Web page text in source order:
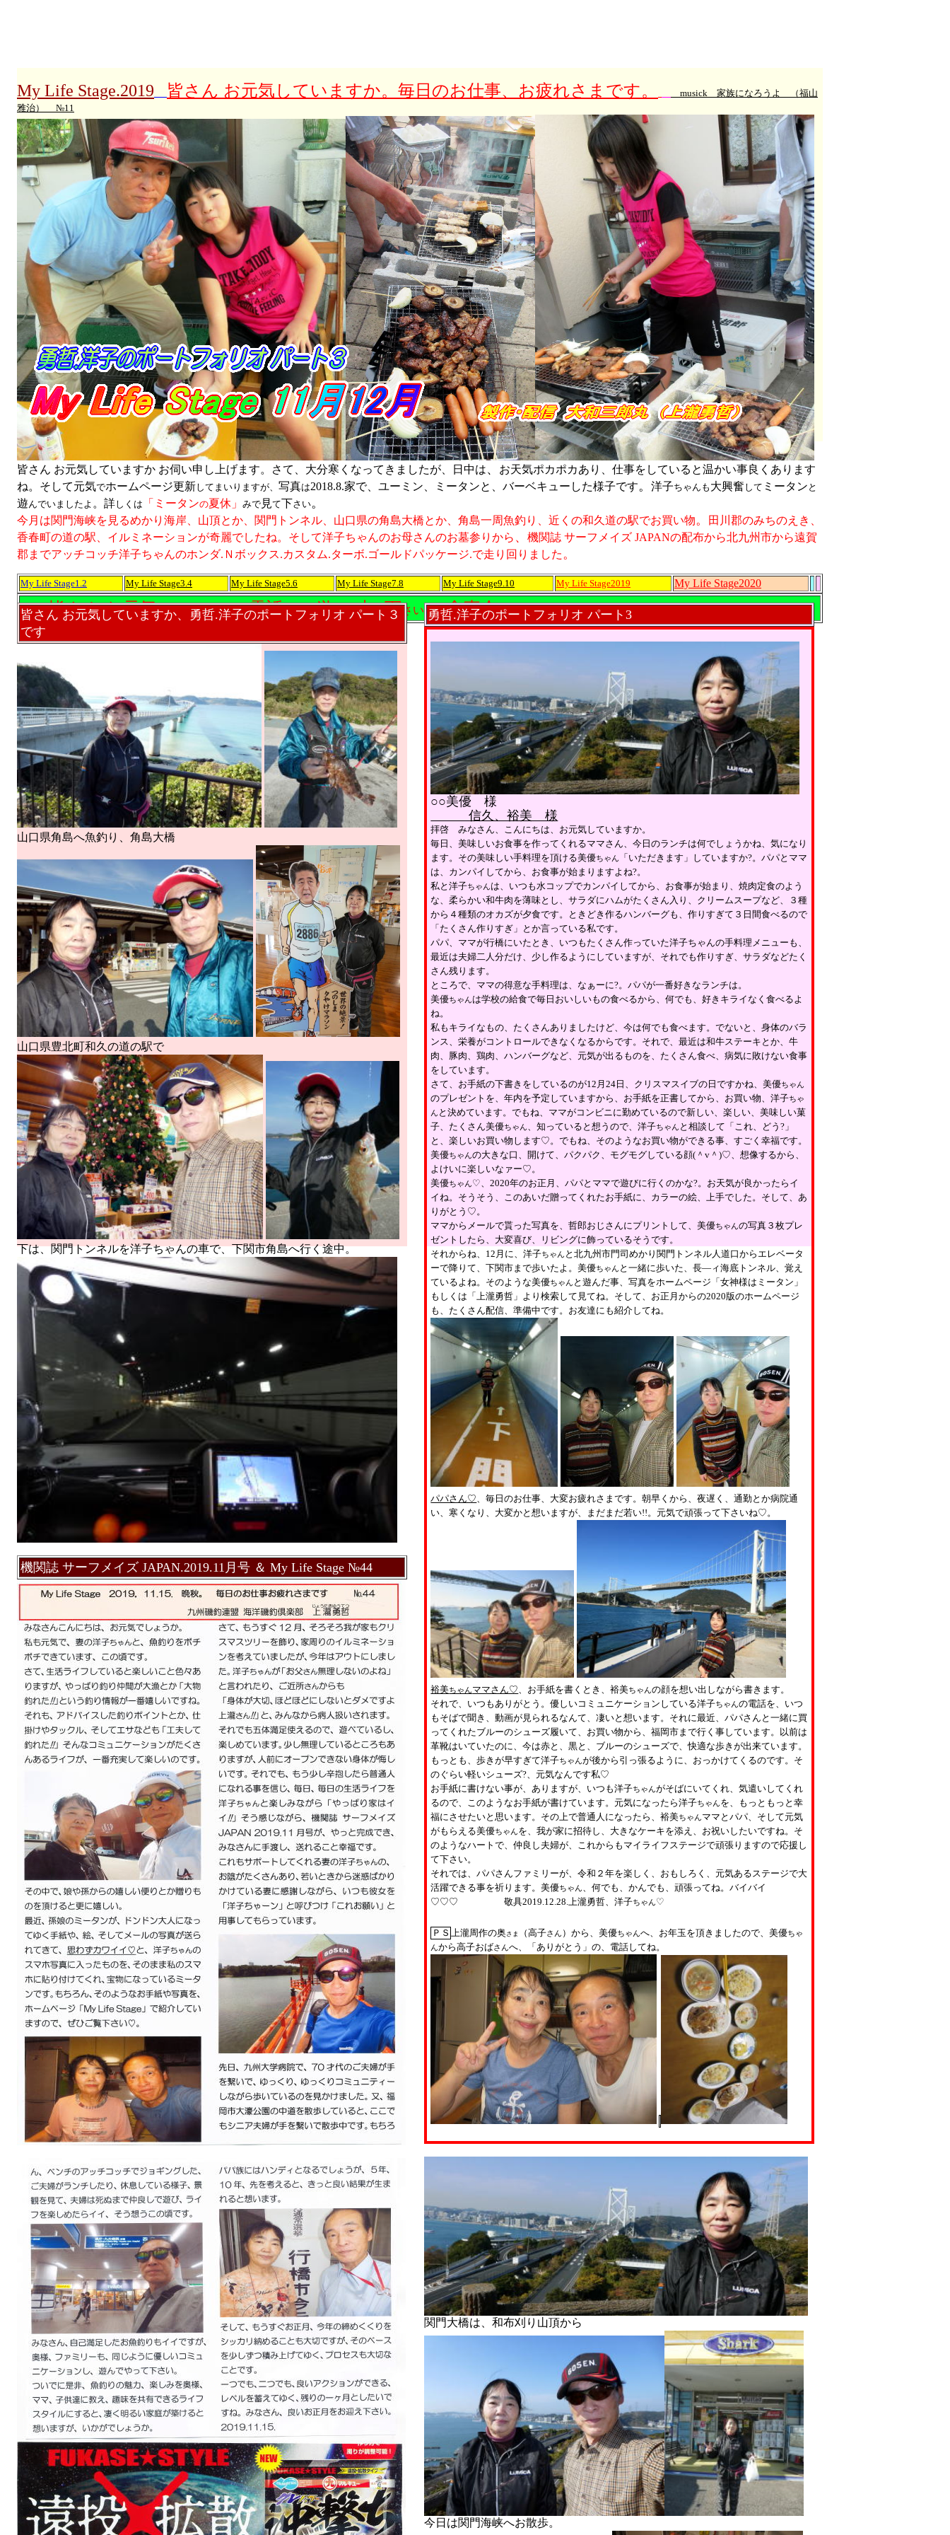
My Life Stage.2019 皆さん お元気していますか。毎日のお仕事、お疲れさまです。
musick 家族になろうよ （福山
雅治） №11
皆さん お元気していますか お伺い申し上げます。さて、大分寒くなってきましたが、日中は、
お天気ポカポカあり、仕事をしていると温かい事良くあります
ね。そして元気でホームページ更新してまいりますが、 写真は2018.8.家で、ユーミン、ミータンと、バーベキューした様子です。 洋子ちゃんも 大興奮 して ミータン と
遊んでいましたよ 。詳しくは 「ミータンの夏休」 みで 見て下さい。
今月は関門海峡を見るめかり海岸、山頂とか、関門トンネル、山口県の角島大橋とか、角島一周魚釣り、近くの和久道の駅でお買い物。
田川郡のみちのえき、
香春町の道の駅、イルミネーションが奇麗でしたね。そして洋子ちゃんのお母さんのお墓参りから 、 機関誌 サーフメイズ JAPANの配布から北九州市から遠賀
郡までアッチコッチ洋子ちゃんのホンダ.Ｎボックス.カスタム.ターボ.ゴールドパッケージ.で走り回りました。
My Life Stage1.2 My Life Stage3.4 My Life Stage5.6 My Life Stage7.8 My Life Stage9.10 My Life Stage2019 My Life Stage2020
2019 皆さん お元気していますか、お電話 して、遊びに来 て 下 さい。お食事会できますね。 music お楽
皆さん お元気していますか、勇哲.洋子のポートフォリオ パート３
です
山口県角島へ魚釣り、角島大橋
山口県豊北町和久の道の駅で
下は、関門トンネルを洋子ちゃんの車で、下関市角島へ行く途中。
機関誌 サーフメイズ JAPAN.2019.11月号 ＆ My Life Stage №44
勇哲.洋子のポートフォリオ パート3
○○美優 様
信久、裕美 様
拝啓 みなさん、こんにちは、お元気していますか。
毎日、美味しいお食事を作ってくれるママさん、今日のランチは何でしょうかね、気になり
ます。 その美味しい手料理を頂ける美優ちゃん 「いただきます」していますか?。パパとママ
は、カンパイしてから、お食事が始まりますよね?。
私と洋子ちゃんは、いつも水コップでカンパイしてから、お食事が始まり、焼肉定食のよう
な、柔らかい和牛肉を薄味とし、サラダにハムがたくさん入り、クリームスープなど、３種
から４種類のオカズが夕食です。ときどき作るハンバーグも、作りすぎて３日間食べるので
「たくさん作りすぎ」とか言っている私です。
パパ、ママが行橋にいたとき、いつもたくさん作っていた洋子ちゃんの手料理メニューも、
最近は夫婦二人分だけ、少し作るようにしていますが、それでも作りすぎ、サラダなどたく
さん残ります。
ところで、ママの得意な手料理は、なぁーに?。パパが一番好きなランチは。
美優ちゃんは学校の給食で毎日おいしいもの食べるから、何でも、好きキライなく食べるよ
ね。
私もキライなもの、たくさんありましたけど、今は何でも食べます。でないと、身体のバラ
ンス、栄養がコントロールできなくなるからです。それで、最近は和牛ステーキとか、牛
肉、豚肉、鶏肉、ハンバーグなど、元気が出るものを、たくさん食べ、病気に敗けない食事
をしています。
さて、お手紙の下書きをしているのが12 月24 日、クリスマスイブの日ですかね、美優ちゃん
のプレゼントを、年内を予定していますから、お手紙を正書してから、お買い物、洋子ちゃ
ん と決めています。でもね、ママがコンビニに勤めているので新しい、楽しい、美味しい菓
子、たくさん美優ちゃん、知っていると想うので、洋子ちゃん と相談して「これ、どう? 」
と、楽しいお買い物します♡。でもね、そのようなお買い物ができる事、すごく幸福です。
美優ちゃんの大きな口、開けて、パクパク、モグモグしている顔( ＾v ＾)♡、想像するから、
よけいに楽しいなァー♡。
美優ちゃん♡、2020年のお正月、パパとママで遊びに行くのかな?。お天気が良かったらイ
イね。そうそう、このあいだ贈ってくれたお手紙に、カラーの絵、上手でした。そして、あ
りがとう♡。
ママからメールで貰った写真を、哲郎おじさんにプリントして、美優ちゃんの写真３枚プレ
ゼントしたら、大変喜び、リビングに飾っているそうです。
それからね、 12 月に、洋子ちゃん と北九州市門司めかり関門トンネル人道口からエレベータ
ーで降りて、下関市まで歩いたよ。美優ちゃん と一緒に歩いた、長―ィ海底トンネル、覚え
ているよね。 そのような美優ちゃん と遊んだ事、写真をホームページ「女神様はミータン」
もしくは「上瀧勇哲」より検索して見てね。そして、お正月からの2020版のホームページ
も、たくさん配信、準備中です。お友達にも紹介してね。
パパさん♡、毎日のお仕事、大変お疲れさまです。朝早くから、夜遅く、通勤とか病院通
い、寒くなり、大変かと想いますが、まだまだ若い!!。元気で頑張って下さいね♡。
裕美ちゃんママさん♡、お手紙を書くとき、裕美ちゃんの顔を想い出しながら書きます。
それで、いつもありがとう。優しいコミュニケーションしている洋子ちゃんの電話を、いつ
もそばで聞き、動画が見られるなんて、凄いと想います。それに最近、パパさんと一緒に買
ってくれたブルーのシューズ履いて、お買い物から、福岡市まで行く事しています。以前は
革靴はいていたのに、今は赤と、黒と、ブルーのシューズで、快適な歩きが出来ています。
もっとも、歩きが早すぎて洋子ちゃんが後から引っ張るように、おっかけてくるのです。そ
のぐらい軽いシューズ?、元気なんです私♡
お手紙に書けない事が、ありますが、いつも洋子ちゃんがそばにいてくれ、気遣いしてくれ
るので、このようなお手紙が書けています。元気になったら洋子ちゃんを、もっともっと幸
福にさせたいと思います。その上で普通人になったら、裕美ちゃんママとパパ、そして元気
がもらえる美優ちゃんを、我が家に招待し、大きなケーキを添え、お祝いしたいですね。そ
のようなハートで、仲良し夫婦が、これからもマイライフステージで頑張りますので応援し
て下さい。
それでは、パパさんファミリーが、令和２年を楽しく、おもしろく、元気あるステージで大
活躍できる事を祈ります。美優ちゃん、何でも、かんでも、頑張ってね。バイバイ
♡♡♡ 敬具2019.12.28.上瀧勇哲、洋子ちゃん♡
ＰＳ 上瀧周作の奥さま （高子さん ）から、美優ちゃんへ、お年玉を頂きましたので、美優ちゃ
んから高子おばさんへ、「ありがとう」の、電話してね。
関門大橋は、和布刈り山頂から
今日は関門海峡へお散歩。